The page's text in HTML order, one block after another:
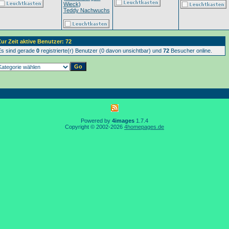
Wieck)
Teddy Nachwuchs
Zeit aktive Benutzer: 72
sind gerade 0registrierte(r) Benutzer (0 davon unsichtbar) und 72Besucher online.
Powered by 4images 1.7.4
Copyright © 2002-2026 4homepages.de